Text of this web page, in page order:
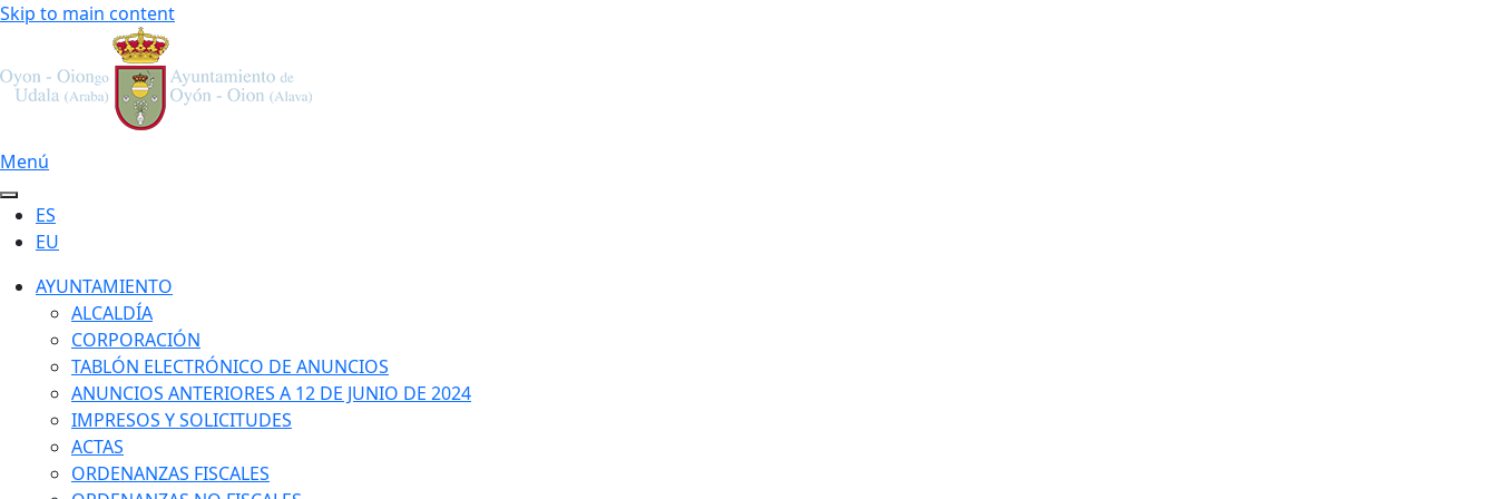
Skip to main content
Menú
ES
EU
AYUNTAMIENTO
ALCALDÍA
CORPORACIÓN
TABLÓN ELECTRÓNICO DE ANUNCIOS
ANUNCIOS ANTERIORES A 12 DE JUNIO DE 2024
IMPRESOS Y SOLICITUDES
ACTAS
ORDENANZAS FISCALES